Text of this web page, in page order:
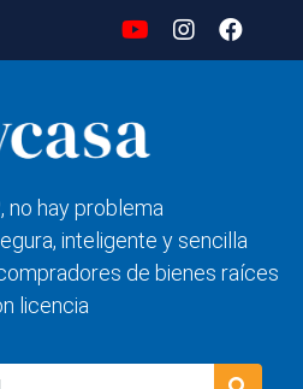
no hay problema
inteligente y sencilla
de bienes raíces
licencia